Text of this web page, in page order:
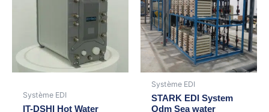
Système EDI
IT-DSHI Hot Water
Système EDI
STARK EDI System
Odm Sea water